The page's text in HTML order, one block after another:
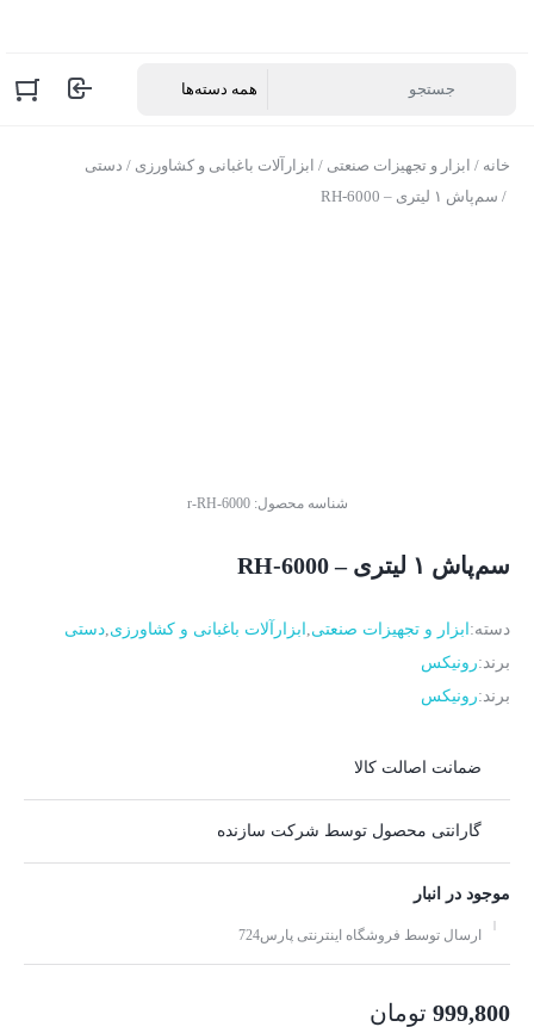
خانه / ابزار و تجهیزات صنعتی / ابزارآلات باغبانی و کشاورزی / دستی
/ سم‌پاش ۱ لیتری – RH-6000
شناسه محصول:r-RH-6000
سم‌پاش ۱ لیتری – RH-6000
دسته: ابزار و تجهیزات صنعتی, ابزارآلات باغبانی و کشاورزی,دستی
برند:رونیکس
برند:رونیکس
ضمانت اصالت کالا
گارانتی محصول توسط شرکت سازنده
موجود در انبار
ارسال توسط فروشگاه اینترنتی پارس724
999,800 تومان